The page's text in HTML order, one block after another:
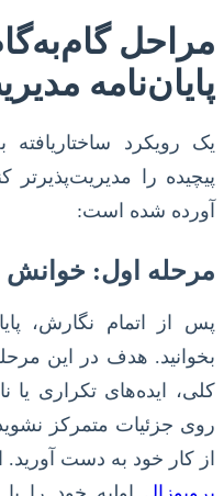
مراحل
پایان‌نامه
یک رویکرد ساختاریافته
پیچیده را
آورده شده است:
مرحله اول: خوانش
پس از اتمام نگارش،
بخوانید. هدف در این
کلی، ایده‌های تکراری
روی جزئیات متمرکز
از کار خود به دست